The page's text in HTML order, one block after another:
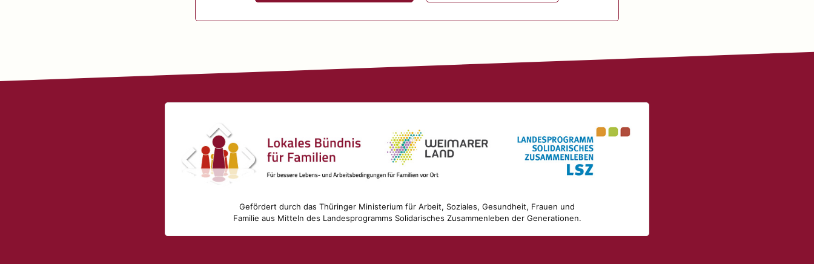
Gefördert durch das Thüringer Ministerium für Arbeit, Soziales, Gesundheit, Frauen und
Familie aus Mitteln des Landesprogramms Solidarisches Zusammenleben der Generationen.